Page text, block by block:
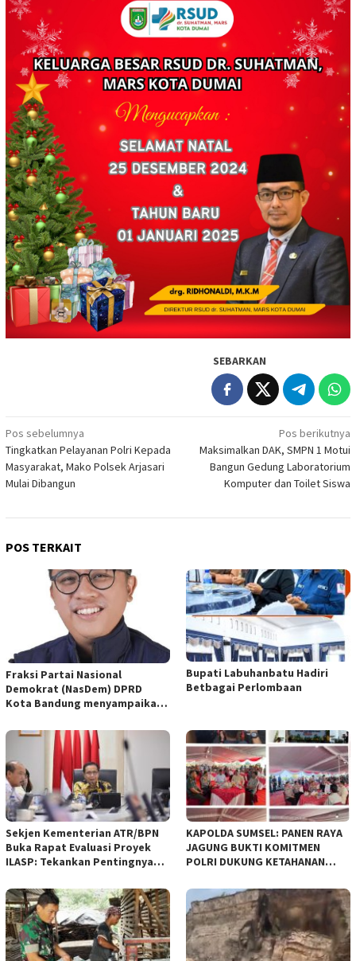
SEBARKAN
Navigasi
pos
Pos sebelumnya
Tingkatkan Pelayanan Polri Kepada
Masyarakat, Mako Polsek Arjasari
Mulai Dibangun
Pos berikutnya
Maksimalkan DAK, SMPN 1 Motui
Bangun Gedung Laboratorium
Komputer dan Toilet Siswa
POS TERKAIT
Fraksi Partai Nasional
Demokrat (NasDem) DPRD
Kota Bandung menyampaikan
empat Rancangan Peraturan
Daerah (Raperda) yang
diajukan Pemerintah Kota
Bandung
Bupati Labuhanbatu Hadiri
Betbagai Perlombaan
Sekjen Kementerian ATR/BPN
Buka Rapat Evaluasi Proyek
ILASP: Tekankan Pentingnya
Anggaran
KAPOLDA SUMSEL: PANEN RAYA
JAGUNG BUKTI KOMITMEN
POLRI DUKUNG KETAHANAN